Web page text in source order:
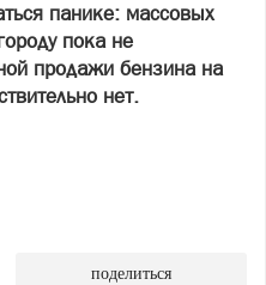
панике: массовых
пока не
продажи бензина на
нет.
поделиться